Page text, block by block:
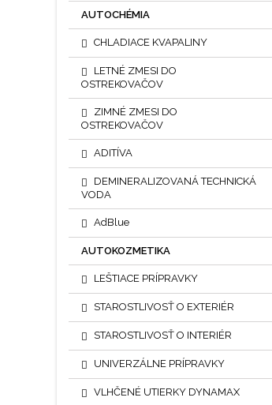
AUTOCHÉMIA
CHLADIACE KVAPALINY
LETNÉ ZMESI DO
OSTREKOVAČOV
ZIMNÉ ZMESI DO
OSTREKOVAČOV
ADITÍVA
DEMINERALIZOVANÁ TECHNICKÁ
VODA
AdBlue
AUTOKOZMETIKA
LEŠTIACE PRÍPRAVKY
STAROSTLIVOSŤ O EXTERIÉR
STAROSTLIVOSŤ O INTERIÉR
UNIVERZÁLNE PRÍPRAVKY
VLHČENÉ UTIERKY DYNAMAX